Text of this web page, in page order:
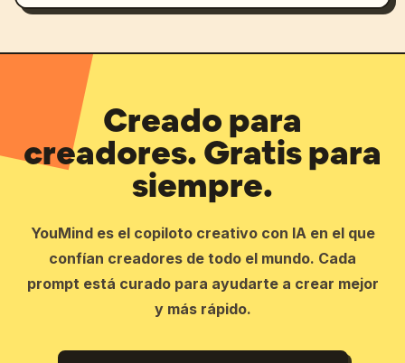
Creado para
creadores. Gratis para
siempre.
YouMind es el copiloto creativo con IA en el que
confían creadores de todo el mundo. Cada
prompt está curado para ayudarte a crear mejor
y más rápido.